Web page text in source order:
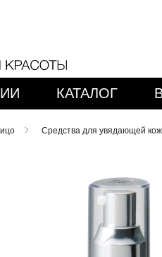
КАТАЛОГ
Средства для увядающей